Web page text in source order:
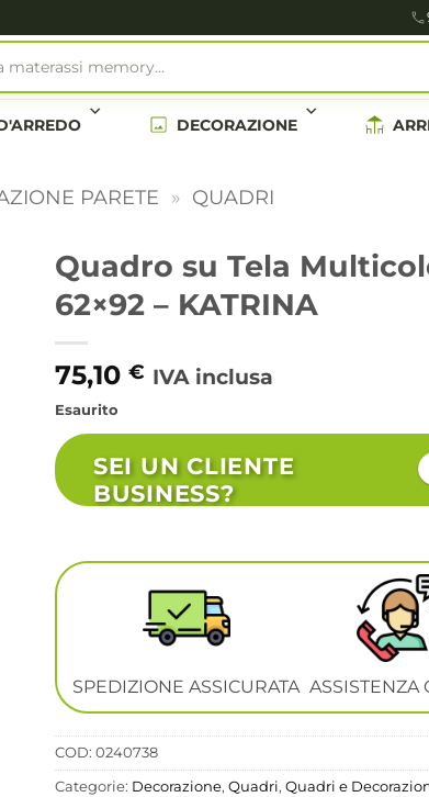
materassi memory…
DECORAZIONE
PARETE » QUADRI
Quadro su Tela
62×92 – KATRINA
75,10 € IVA inclusa
Esaurito
SEI UN CLIENTE
BUSINESS?
SPEDIZIONE ASSICURATA ASSISTENZA
COD: 0240738
Categorie: Decorazione, Quadri, Quadri e